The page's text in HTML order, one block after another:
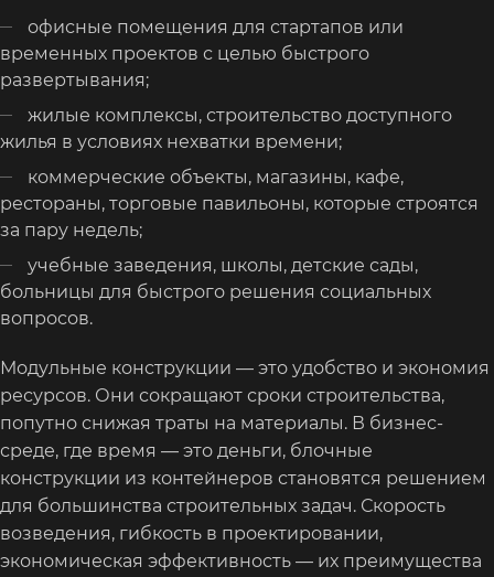
офисные помещения для стартапов или
временных проектов с целью быстрого
развертывания;
жилые комплексы, строительство доступного
жилья в условиях нехватки времени;
коммерческие объекты, магазины, кафе,
рестораны, торговые павильоны, которые строятся
за пару недель;
учебные заведения, школы, детские сады,
больницы для быстрого решения социальных
вопросов.
Модульные конструкции — это удобство и экономия
ресурсов. Они сокращают сроки строительства,
попутно снижая траты на материалы. В бизнес-
среде, где время — это деньги, блочные
конструкции из контейнеров становятся решением
для большинства строительных задач. Скорость
возведения, гибкость в проектировании,
экономическая эффективность — их преимущества